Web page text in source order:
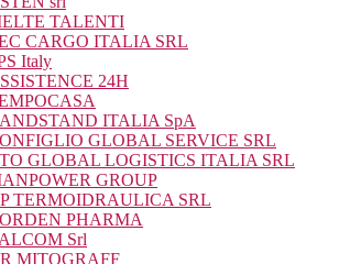
TALENTI
CARGO ITALIA SRL
Italy
24H
ITALIA SpA
GLOBAL SERVICE SRL
GLOBAL LOGISTICS ITALIA SRL
GROUP
TERMOIDRAULICA SRL
PHARMA
Srl
MITOGRAFF